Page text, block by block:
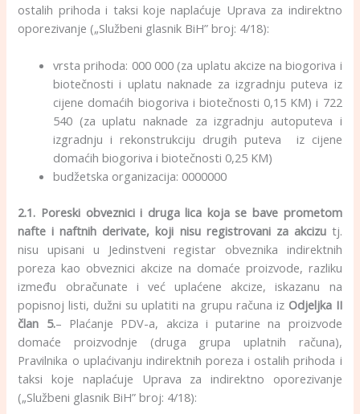
ostalih prihoda i taksi koje naplaćuje Uprava za indirektno
oporezivanje („Službeni glasnik BiH” broj: 4/18):
vrsta prihoda: 000 000 (za uplatu akcize na biogoriva i
biotečnosti i uplatu naknade za izgradnju puteva iz
cijene domaćih biogoriva i biotečnosti 0,15 KM) i 722
540 (za uplatu naknade za izgradnju autoputeva i
izgradnju i rekonstrukciju drugih puteva iz cijene
domaćih biogoriva i biotečnosti 0,25 KM)
budžetska organizacija: 0000000
2.1. Poreski obveznici i druga lica koja se bave prometom
nafte i naftnih derivate, koji nisu registrovani za akcizutj.
nisu upisani u Jedinstveni registar obveznika indirektnih
poreza kao obveznici akcize na domaće proizvode, razliku
između obračunate i već uplaćene akcize, iskazanu na
popisnoj listi, dužni su uplatiti na grupu računa iz Odjeljka II
član 5.– Plaćanje PDV-a, akciza i putarine na proizvode
domaće proizvodnje (druga grupa uplatnih računa),
Pravilnika o uplaćivanju indirektnih poreza i ostalih prihoda i
taksi koje naplaćuje Uprava za indirektno oporezivanje
(„Službeni glasnik BiH” broj: 4/18):